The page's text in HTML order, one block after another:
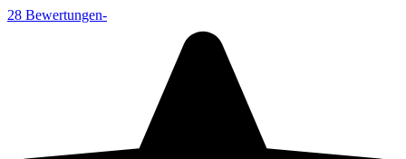
28 Bewertungen-